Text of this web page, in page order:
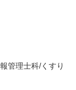
管理士科/くすり